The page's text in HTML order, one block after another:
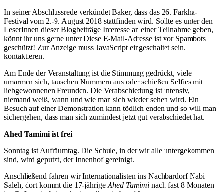
In seiner Abschlussrede verkündet Baker, dass das 26. Farkha-
Festival vom 2.-9. August 2018 stattfinden wird. Sollte es unter den
LeserInnen dieser Blogbeiträge Interesse an einer Teilnahme geben,
könnt ihr uns gerne unterDiese E-Mail-Adresse ist vor Spambots
geschützt! Zur Anzeige muss JavaScript eingeschaltet sein.
kontaktieren.
Am Ende der Veranstaltung ist die Stimmung gedrückt, viele
umarmen sich, tauschen Nummern aus oder schießen Selfies mit
liebgewonnenen Freunden. Die Verabschiedung ist intensiv,
niemand weiß, wann und wie man sich wieder sehen wird. Ein
Besuch auf einer Demonstration kann tödlich enden und so will man
sichergehen, dass man sich zumindest jetzt gut verabschiedet hat.
Ahed Tamimi ist frei
Sonntag ist Aufräumtag. Die Schule, in der wir alle untergekommen
sind, wird geputzt, der Innenhof gereinigt.
Anschließend fahren wir Internationalisten ins Nachbardorf Nabi
Saleh, dort kommt die 17-jährige Ahed Tamimi nach fast 8 Monaten